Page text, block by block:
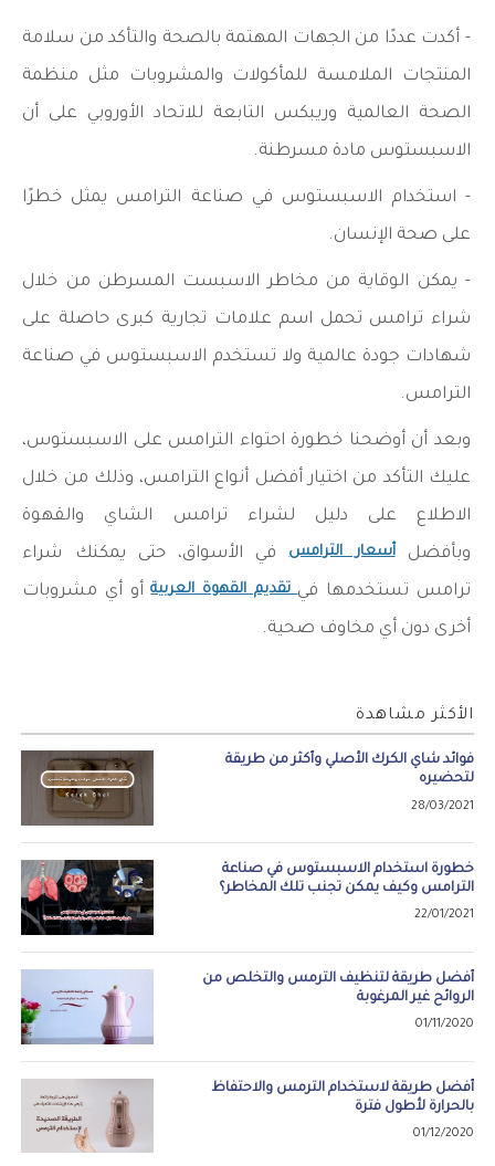
- أكدت عددًا من الجهات المهتمة بالصحة والتأكد من سلامة
المنتجات الملامسة للمأكولات والمشروبات مثل منظمة
الصحة العالمية وريبكس التابعة للاتحاد الأوروبي على أن
الاسبستوس مادة مسرطنة.
- استخدام الاسبستوس في صناعة الترامس يمثل خطرًا
على صحة الإنسان.
- يمكن الوقاية من مخاطر الاسبست المسرطن من خلال
شراء ترامس تحمل اسم علامات تجارية كبرى حاصلة على
شهادات جودة عالمية ولا تستخدم الاسبستوس في صناعة
الترامس.
وبعد أن أوضحنا خطورة احتواء الترامس على الاسبستوس،
عليك التأكد من اختيار أفضل أنواع الترامس، وذلك من خلال
الاطلاع على دليل لشراء ترامس الشاي والقهوة
وبأفضلأسعار الترامسفي الأسواق، حتى يمكنك شراء
ترامس تستخدمها فيتقديم القهوة العربيةأو أي مشروبات
أخرى دون أي مخاوف صحية.
الأكثر مشاهدة
فوائد شاي الكرك الأصلي وأكثر من طريقة
لتحضيره
28/03/2021
خطورة استخدام الاسبستوس في صناعة
الترامس وكيف يمكن تجنب تلك المخاطر؟
22/01/2021
أفضل طريقة لتنظيف الترمس والتخلص من
الروائح غير المرغوبة
01/11/2020
أفضل طريقة لاستخدام الترمس والاحتفاظ
بالحرارة لأطول فترة
01/12/2020